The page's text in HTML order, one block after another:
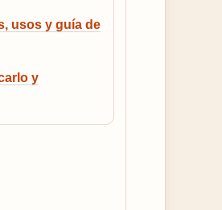
usos y guía de
y